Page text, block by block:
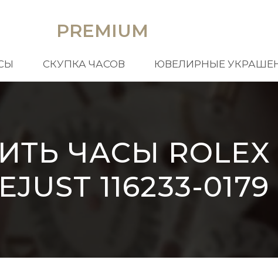
PREMIUM
СКУПКА ЧАСОВ ЮВЕЛИРНЫЕ
ЧАСЫ ROLEX
116233-0179